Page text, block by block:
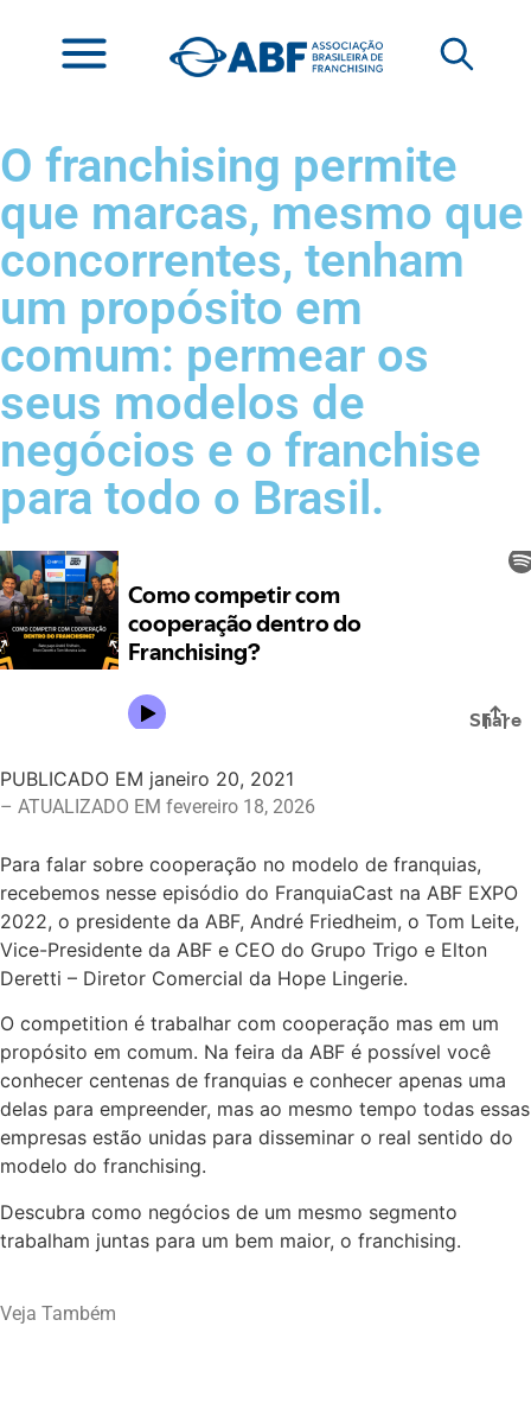
O franchising permite
que marcas, mesmo que
concorrentes, tenham
um propósito em
comum: permear os
seus modelos de
negócios e o franchise
para todo o Brasil.
PUBLICADO EM janeiro 20, 2021
– ATUALIZADO EM fevereiro 18, 2026
Para falar sobre cooperação no modelo de franquias,
recebemos nesse episódio do FranquiaCast na ABF EXPO
2022, o presidente da ABF, André Friedheim, o Tom Leite,
Vice-Presidente da ABF e CEO do Grupo Trigo e Elton
Deretti – Diretor Comercial da Hope Lingerie.
O competition é trabalhar com cooperação mas em um
propósito em comum. Na feira da ABF é possível você
conhecer centenas de franquias e conhecer apenas uma
delas para empreender, mas ao mesmo tempo todas essas
empresas estão unidas para disseminar o real sentido do
modelo do franchising.
Descubra como negócios de um mesmo segmento
trabalham juntas para um bem maior, o franchising.
Veja Também